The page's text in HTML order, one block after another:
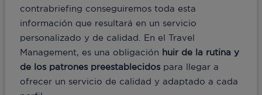
contrabriefing conseguiremos toda esta
información que resultará en un servicio
personalizado y de calidad. En el Travel
Management, es una obligación huir de la rutina y
de los patrones preestablecidospara llegar a
ofrecer un servicio de calidad y adaptado a cada